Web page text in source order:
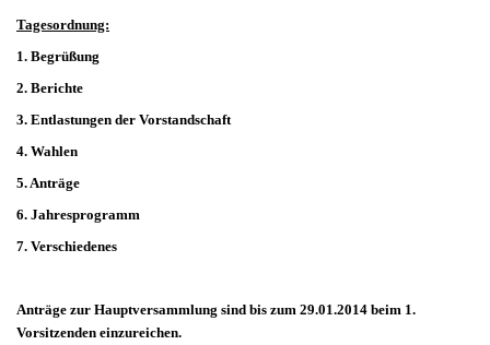
Tagesordnung:
1. Begrüßung
2. Berichte
3. Entlastungen der Vorstandschaft
4. Wahlen
5. Anträge
6. Jahresprogramm
7. Verschiedenes
Anträge zur Hauptversammlung sind bis zum 29.01.2014 beim 1.
Vorsitzenden einzureichen.